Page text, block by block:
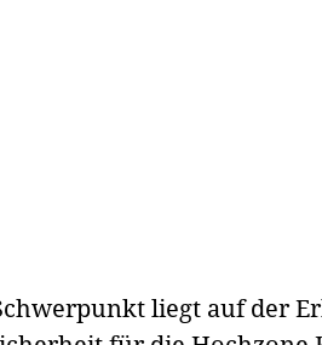
liegt auf der